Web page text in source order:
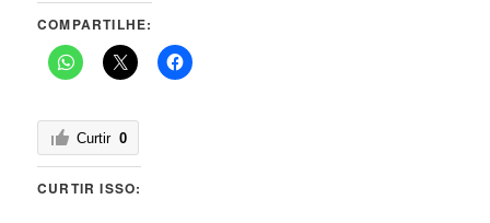
COMPARTILHE:
Curtir 0
CURTIR ISSO: